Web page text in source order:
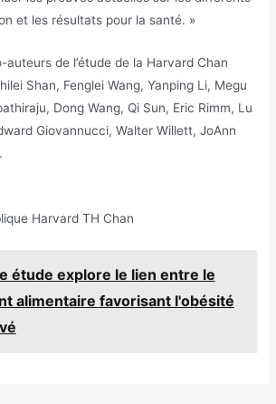
et les résultats pour la santé. »
auteurs de l’étude de la Harvard Chan
Shan, Fenglei Wang, Yanping Li, Megu
Dong Wang, Qi Sun, Eric Rimm, Lu
Giovannucci, Walter Willett, JoAnn
Harvard TH Chan
étude explore le lien entre le
alimentaire favorisant l'obésité